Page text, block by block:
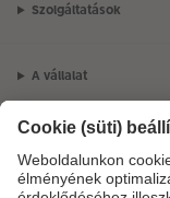
Szolgáltatások
A vállalat
Termékkínálat